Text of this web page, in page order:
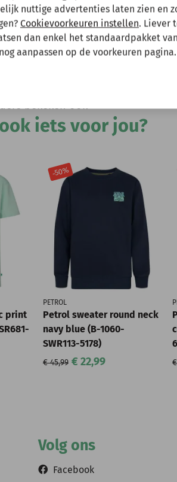
bekeken ook
iets voor jou?
print
-50%
PETROL
Petrol sweater round neck
navy blue (B-1060-
SWR113-5178)
€ 45,99 € 22,99
Volg ons
Facebook
van je bestelling.
nuttige advertenties laten zien en
Cookievoorkeuren instellen. Liever
dan enkel het standaardpakket van
aanpassen op de voorkeuren pagina.